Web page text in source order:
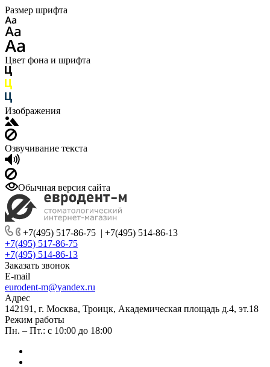
Размер шрифта
Цвет фона и шрифта
Изображения
Озвучивание текста
Обычная версия сайта
+7(495) 517-86-75 | +7(495) 514-86-13
+7(495) 517-86-75
+7(495) 514-86-13
Заказать звонок
E-mail
eurodent-m@yandex.ru
Адрес
142191, г. Москва, Троицк, Академическая площадь д.4, эт.18
Режим работы
Пн. – Пт.: с 10:00 до 18:00